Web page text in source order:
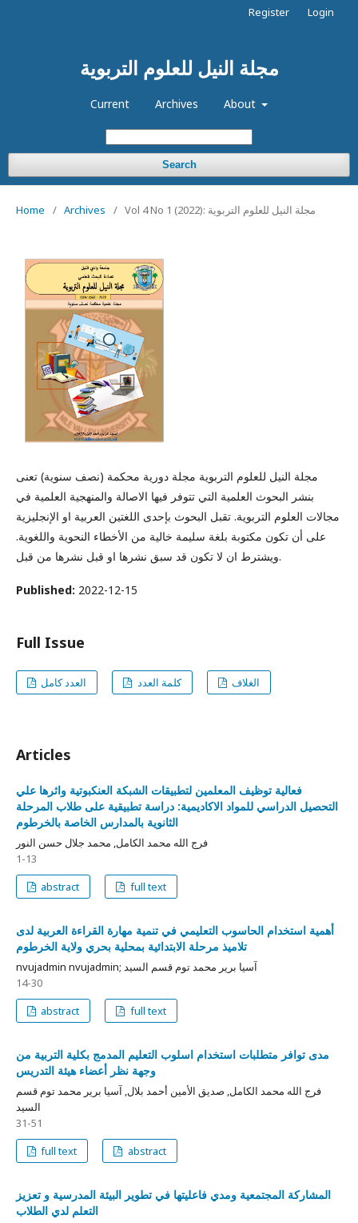
مجلة النيل للعلوم التربوية
Current Archives About
Search
Register Login
Home / Archives / Vol 4 No 1 (2022): مجلة النيل للعلوم التربوية
مجلة النيل للعلوم التربوية مجلة دورية محكمة (نصف سنوية) تعنى
بنشر البحوث العلمية التي تتوفر فيها الاصالة والمنهجية العلمية في
مجالات العلوم التربوية. تقبل البحوث بإحدى اللغتين العربية او الإنجليزية
على أن تكون مكتوبة بلغة سليمة خالية من الأخطاء النحوية واللغوية.
ويشترط ان لا تكون قد سبق نشرها او قبل نشرها من قبل.
Published: 2022-12-15
Full Issue
العدد كامل كلمة العدد الغلاف
Articles
فعالية توظيف المعلمين لتطبيقات الشبكة العنكبوتية واثرها علي
التحصيل الدراسي للمواد الاكاديمية: دراسة تطبيقية على طلاب المرحلة
الثانوية بالمدارس الخاصة بالخرطوم
فرج الله محمد الكامل, محمد جلال حسن النور
1-13
abstract
full text
أهمية استخدام الحاسوب التعليمي في تنمية مهارة القراءة العربية لدى
تلاميذ مرحلة الابتدائية بمحلية بحري ولاية الخرطوم
nvujadmin nvujadmin; آسيا برير محمد توم قسم السيد
14-30
abstract
full text
مدى توافر متطلبات استخدام اسلوب التعليم المدمج بكلية التربية من
وجهة نظر أعضاء هيئة التدريس
فرج الله محمد الكامل, صديق الأمين أحمد بلال, آسيا برير محمد توم قسم
السيد
31-51
full text
abstract
المشاركة المجتمعية ومدي فاعليتها في تطوير البيئة المدرسية و تعزيز
التعلم لدي الطلاب